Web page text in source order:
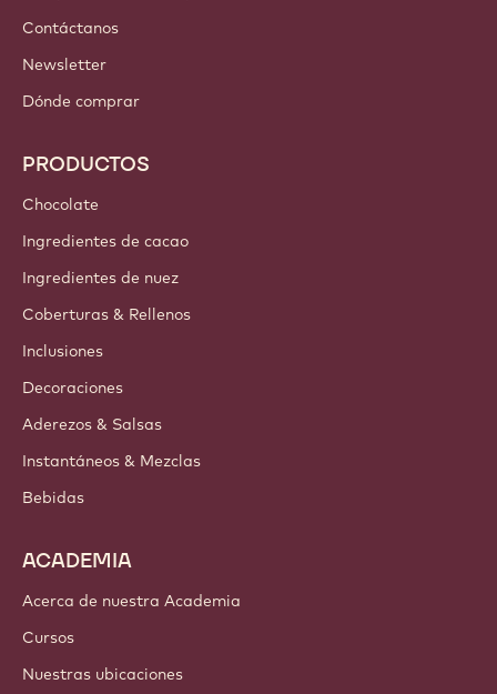
Contáctanos
Newsletter
Dónde comprar
PRODUCTOS
Chocolate
Ingredientes de cacao
Ingredientes de nuez
Coberturas & Rellenos
Inclusiones
Decoraciones
Aderezos & Salsas
Instantáneos & Mezclas
Bebidas
ACADEMIA
Acerca de nuestra Academia
Cursos
Nuestras ubicaciones